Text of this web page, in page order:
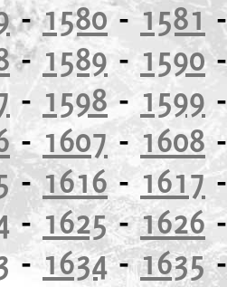
-1580-1581
- 1589- 1590
- 1598- 1599
-1607- 1608
-1616 -1617
-1625-1626
-1634-1635